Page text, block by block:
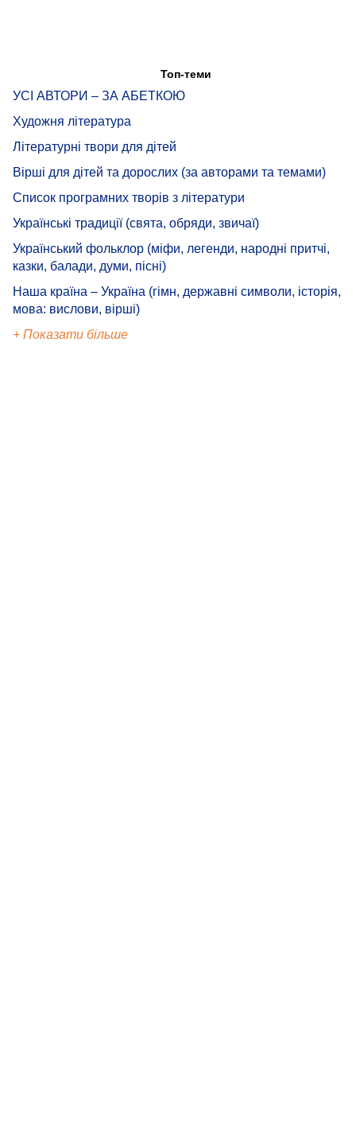
Топ-теми
УСІ АВТОРИ – ЗА АБЕТКОЮ
Художня література
Літературні твори для дітей
Вірші для дітей та дорослих (за авторами та темами)
Список програмних творів з літератури
Українські традиції (свята, обряди, звичаї)
Український фольклор (міфи, легенди, народні притчі,
казки, балади, думи, пісні)
Наша країна – Україна (гімн, державні символи, історія,
мова: вислови, вірші)
+ Показати більше